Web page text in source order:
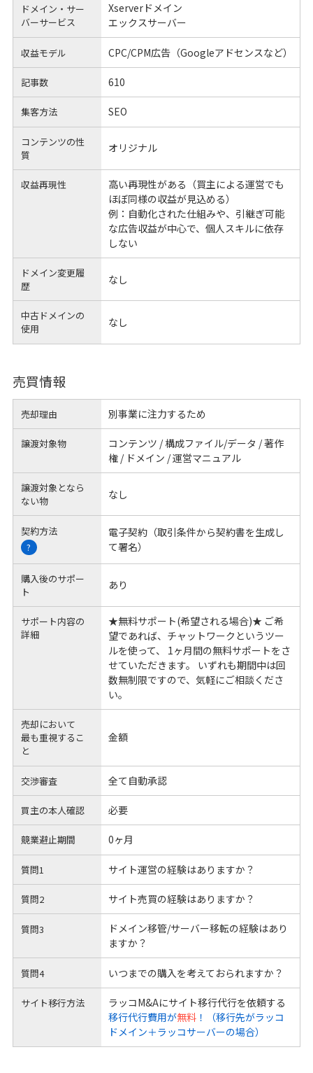
ドメイン・サー
バーサービス
Xserverドメイン
エックスサーバー
収益モデル CPC/CPM広告（Googleアドセンスなど）
記事数 610
集客方法 SEO
コンテンツの性
質
オリジナル
収益再現性
高い再現性がある（買主による運営でも
ほぼ同様の収益が見込める）
例：自動化された仕組みや、引継ぎ可能
な広告収益が中心で、個人スキルに依存
しない
ドメイン変更履
歴
なし
中古ドメインの
使用
なし
売買情報
売却理由 別事業に注力するため
譲渡対象物
コンテンツ / 構成ファイル/データ / 著作
権 / ドメイン / 運営マニュアル
譲渡対象となら
ない物
なし
契約方法
?
電子契約（取引条件から契約書を生成し
て署名）
購入後のサポー
ト
あり
サポート内容の
詳細
★無料サポート(希望される場合)★ ご希
望であれば、チャットワークというツー
ルを使って、 1ヶ月間の無料サポートをさ
せていただきます。 いずれも期間中は回
数無制限ですので、気軽にご相談くださ
い。
売却において
最も重視するこ
と
金額
交渉審査 全て自動承認
買主の本人確認 必要
競業避止期間 0ヶ月
質問1 サイト運営の経験はありますか？
質問2 サイト売買の経験はありますか？
質問3
ドメイン移管/サーバー移転の経験はあり
ますか？
質問4 いつまでの購入を考えておられますか？
サイト移行方法
ラッコM&Aにサイト移行代行を依頼する
移行代行費用が無料！（移行先がラッコ
ドメイン＋ラッコサーバーの場合）